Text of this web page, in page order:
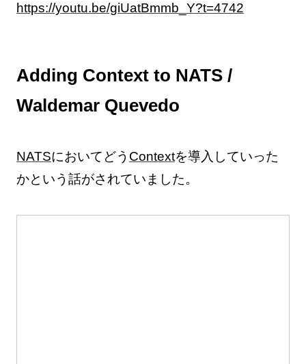
https://youtu.be/giUatBmmb_Y?t=4742
Adding Context to NATS /
Waldemar Quevedo
NATSにおいてどう Contextを導入していった
かという話がされていました。